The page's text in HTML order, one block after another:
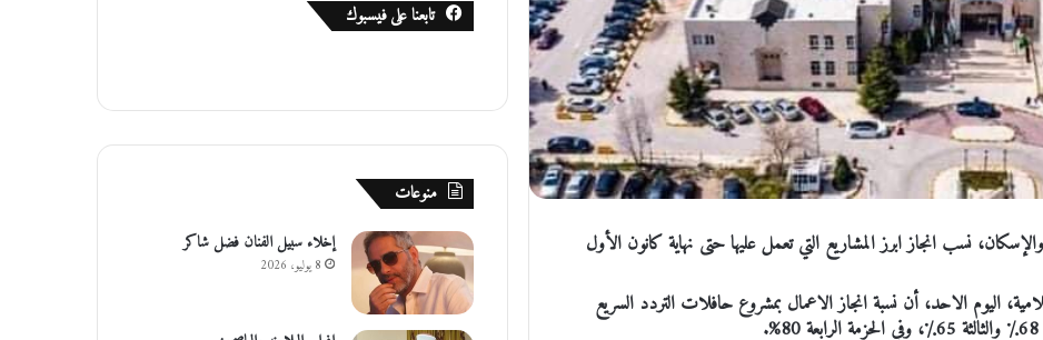
نسب انجاز ابرز المشاريع التي تعمل عليها حتى نهاية كانون الأول
اليوم الاحد، أن نسبة انجاز الاعمال بمشروع حافلات التردد السريع
تابعنا على فيسبوك
منوعات
إخلاء سبيل الفنان فضل شاكر
8 يوليو، 2026